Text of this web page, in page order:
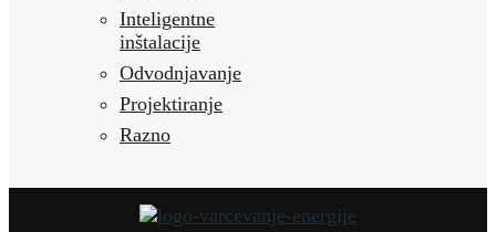
Inteligentne
inštalacije
Odvodnjavanje
Projektiranje
Razno